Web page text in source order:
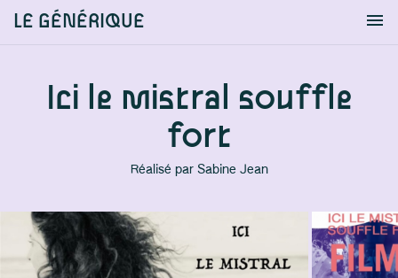
LE GÉNÉRIQUE
Ici le mistral souffle
fort
Réalisé par Sabine Jean